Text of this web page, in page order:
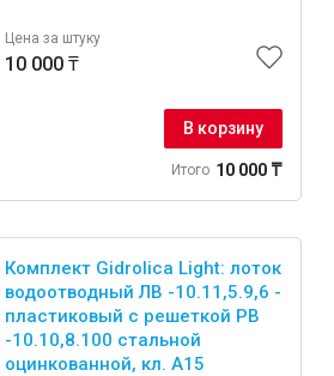
Цена за штуку
10 000 ₸
В корзину
Итого 10 000 ₸
Комплект Gidrolica Light: лоток
водоотводный ЛВ -10.11,5.9,6 -
пластиковый с решеткой РВ
-10.10,8.100 стальной
оцинкованной, кл. A15